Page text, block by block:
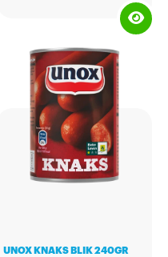
UNOX KNAKS BLIK 240GR